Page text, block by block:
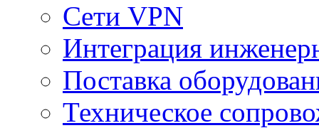
Сети VPN
Интеграция
Поставка
Техническое